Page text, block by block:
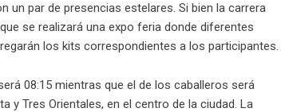
un par de presencias estelares. Si bien la carrera
se realizará una expo feria donde diferentes
los kits correspondientes a los participantes.
08:15 mientras que el de los caballeros será
y Tres Orientales, en el centro de la ciudad. La